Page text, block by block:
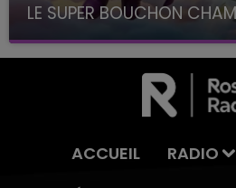
LE SUPER BOUCHON
avec La Famille Champagne
ACCUEIL RADIO